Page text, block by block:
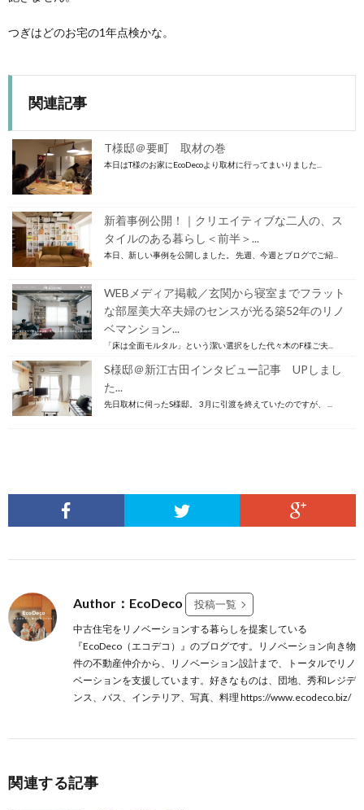
つぎはどのお宅の1年点検かな。
関連記事
T様邸＠要町 取材の巻
本日はT様のお家にEcoDecoより取材に行ってまいりました...
新着事例公開！｜クリエイティブな二人の、ス
タイルのある暮らし＜前半＞...
本日、新しい事例を公開しました。 先週、今週とブログでご紹...
WEBメディア掲載／玄関から寝室までフラット
な部屋美大卒夫婦のセンスが光る築52年のリノ
ベマンション...
「床は全面モルタル」という潔い選択をした代々木のF様ご夫...
S様邸＠新江古田インタビュー記事 UPしまし
た...
先日取材に伺ったS様邸。 3月に引渡を終えていたのですが、 ...
Author：EcoDeco 投稿一覧
中古住宅をリノベーションする暮らしを提案している
『EcoDeco（エコデコ）』のブログです。リノベーション向き物
件の不動産仲介から、リノベーション設計まで、トータルでリノ
ベーションを支援しています。好きなものは、団地、秀和レジデ
ンス、バス、インテリア、写真、料理 https://www.ecodeco.biz/
関連する記事